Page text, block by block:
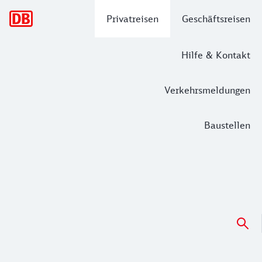
Privatreisen Geschäftsreisen
Hilfe & Kontakt
Verkehrsmeldungen
Baustellen